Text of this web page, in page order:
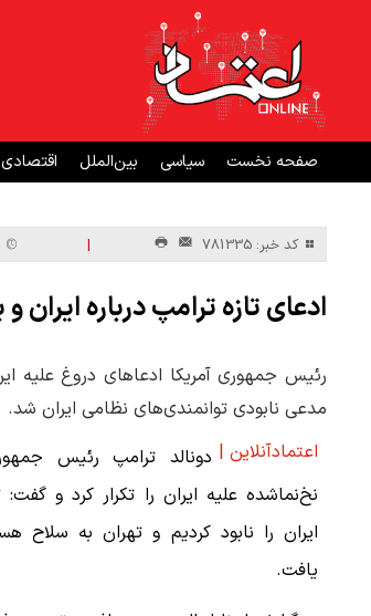
صفحه نخست سیاسی بین‌الملل اقتصادی
کد خبر: 781335 |
ادعای تازه ترامپ درباره ایران
مدعی نابودی توانمندی‌های نظامی ایران شد.
اعتمادآنلاین | دونالد ترامپ رئیس
نخ‌نماشده علیه ایران را تکرار کرد و
ایران را نابود کردیم و تهران به سلاح
یافت.